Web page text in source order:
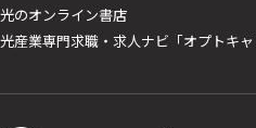
光のオンライン書店
光産業専門求職・求人ナビ「オプトキャ